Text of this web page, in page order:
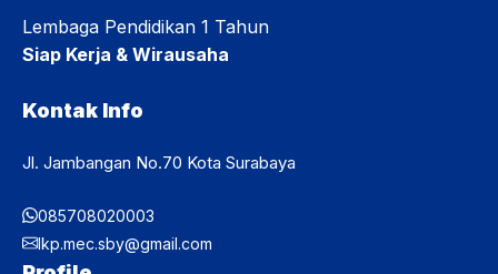
Lembaga Pendidikan 1 Tahun
Siap Kerja & Wirausaha
Kontak Info
Jl. Jambangan No.70 Kota Surabaya
085708020003
lkp.mec.sby@gmail.com